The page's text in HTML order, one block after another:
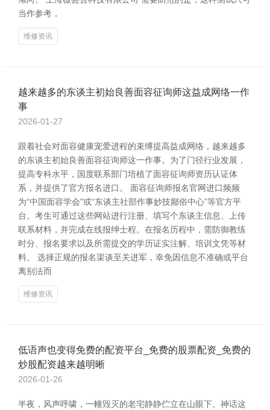
当作参考，
维修资讯
越来越多的东谈主初始良善面容征询师这益成网络一作
事
2026-01-27
跟着社会对面容健康宠爱进程的束缚提高益成网络，越来越多
的东谈主初始良善面容征询师这一作事。为了门径行业发展，
提高专科水平，国度联系部门培植了面容征询师资历认证体
系，并提供了官方报名进口。 面容征询师报名官网进口频频
为“中国面容学会”或“东谈主社部作事妙技鄙俗中心”等官方平
台。考生可通过这些网站进行注册、填写个东谈主信息、上传
联系材料，并完成在线报绅士程。在报名历程中，需防御教练
时分、报名要求以及所需提交的学历证实注解、培训文凭等材
料。 选择正规的报名渠谈至关进军，幸免因信息不准确或平台
离别法而
维修资讯
低语声也变得免费的配资平台_免费的股票配资_免费的
炒股配资越来越明晰
2026-01-26
半夜，风声呼啸，一幢毁灭的老宅静静伫立在山眼下。神话这